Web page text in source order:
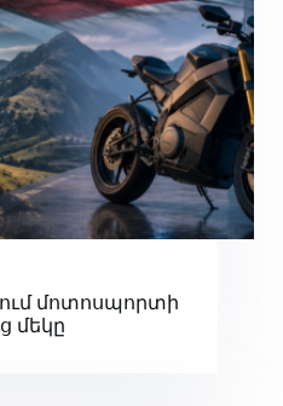
մոտոսպորտի
մեկը